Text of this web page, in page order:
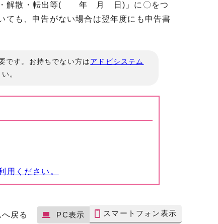
業・解散・転出等( 年 月 日)」に〇をつ
ても、申告がない場合は翌年度にも申告書
です。お持ちでない方はアドビシステム
。
ください。
戻る PC表示 スマートフォン表示